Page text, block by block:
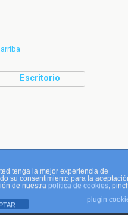
Escritorio
tenga la mejor experiencia de
su consentimiento para la
de nuestra política de cookies,
plugin